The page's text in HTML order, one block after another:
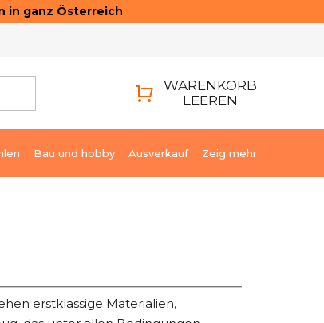
ganz Österreich
WARENKORB
LEEREN
Bau und hobby Ausverkauf Zeig mehr
erstklassige Materialien,